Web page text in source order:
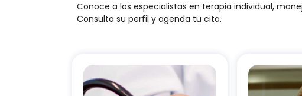
Conoce a los especialistas en terapia individual,
Consulta su perfil y agenda tu cita.